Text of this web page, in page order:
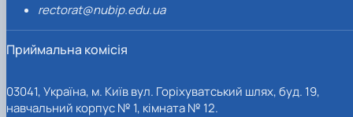
rectorat@nubip.edu.ua
Приймальна комісія
03041, Україна, м. Київ вул. Горіхуватський шлях, буд. 19,
навчальний корпус № 1, кімната № 12.